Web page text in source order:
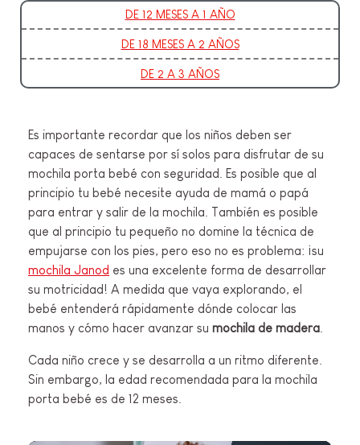
DE 12 MESES A 1 AÑO
DE 18 MESES A 2 AÑOS
DE 2 A 3 AÑOS
Es importante recordar que los niños deben ser
capaces de sentarse por sí solos para disfrutar de su
mochila porta bebé con seguridad. Es posible que al
principio tu bebé necesite ayuda de mamá o papá
para entrar y salir de la mochila. También es posible
que al principio tu pequeño no domine la técnica de
empujarse con los pies, pero eso no es problema: ¡su
mochila Janod es una excelente forma de desarrollar
su motricidad! A medida que vaya explorando, el
bebé entenderá rápidamente dónde colocar las
manos y cómo hacer avanzar su mochila de madera
Cada niño crece y se desarrolla a un ritmo diferente.
Sin embargo, la edad recomendada para la mochila
porta bebé es de 12 meses.